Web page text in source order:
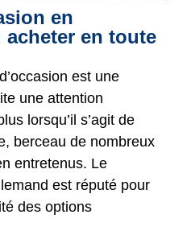
en
en toute
est une
une attention
lorsqu’il s’agit de
berceau de nombreux
entretenus. Le
est réputé pour
des options